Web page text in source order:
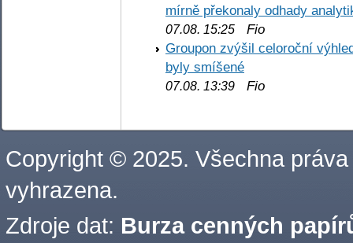
mírně překonaly odhady
07.08. 15:25 Fio
Groupon zvýšil celoroční
byly smíšené
07.08. 13:39 Fio
Copyright © 2025. Všechna práva
vyhrazena.
Zdroje dat: Burza cenných